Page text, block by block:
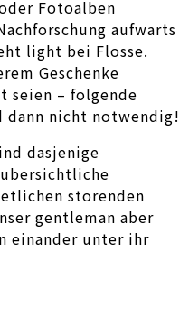
Fotoalben
aufwarts
light bei Flosse.
Geschenke
seien – folgende
nicht notwendig!
dasjenige
storenden
gentleman aber
einander unter ihr